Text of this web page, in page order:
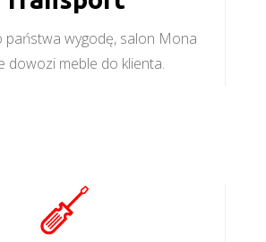
państwa wygodę, salon Mona
dowozi meble do klienta.